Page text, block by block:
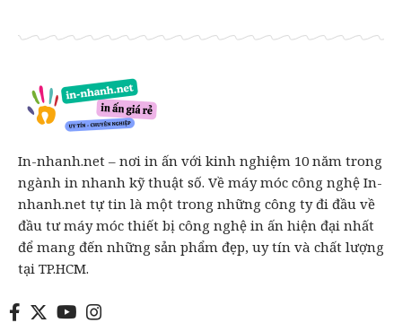
In-nhanh.net – nơi in ấn với kinh nghiệm 10 năm trong
ngành in nhanh kỹ thuật số. Về máy móc công nghệ In-
nhanh.net tự tin là một trong những công ty đi đầu về
đầu tư máy móc thiết bị công nghệ in ấn hiện đại nhất
để mang đến những sản phẩm đẹp, uy tín và chất lượng
tại TP.HCM.